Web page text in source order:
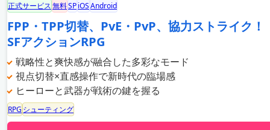
正式サービス無料SPiOSAndroid
FPP・TPP切替、PvE・PvP、協力ストライク！
SFアクションRPG
戦略性と爽快感が融合した多彩なモード
視点切替×直感操作で新時代の臨場感
ヒーローと武器が戦術の鍵を握る
RPG シューティング